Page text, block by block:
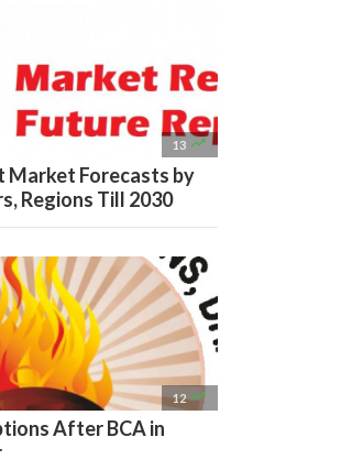
13 
Market Forecasts by
Regions Till 2030
12 
After BCA in